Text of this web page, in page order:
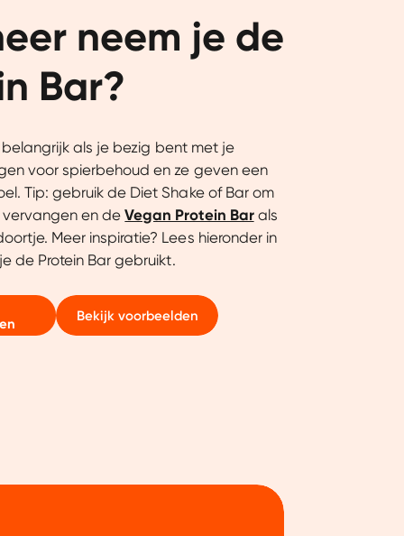
neem je de
Bar?
belangrijk als je bezig bent met je
voor spierbehoud en ze geven een
Tip: gebruik de Diet Shake of Bar om
en deVegan Protein Barals
Meer inspiratie? Lees hieronder in
de Protein Bar gebruikt.
Bekijk voorbeelden